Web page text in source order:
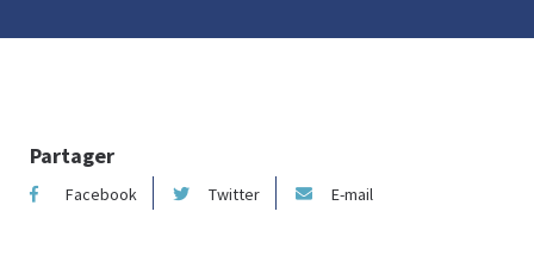
Partager
Facebook Twitter E-mail